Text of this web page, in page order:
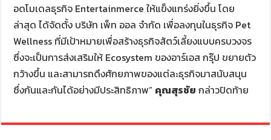
อดโมเดลธุรกิจ Entertainmerce ให้แข็งแกร่งยิ่งขึ้น โดย
ล่าสุด ได้จัดตั้ง บริษัท เพ็ท ออล จำกัด เพื่อลงทุนในธุรกิจ Pet
Wellness ที่มีเป้าหมายเพื่อสร้างธุรกิจสัตว์เลี้ยงแบบครบวงจร
ซึ่งจะเป็นการส่งเสริมให้ Ecosystem ของอาร์เอส กรุ๊ป ขยายตัว
กว้างขึ้น และสามารถดึงศักยภาพของแต่ละธุรกิจมาสนับสนุน
ซึ่งกันและกันได้อย่างมีประสิทธิภาพ” คุณสุรชัย กล่าวปิดท้าย